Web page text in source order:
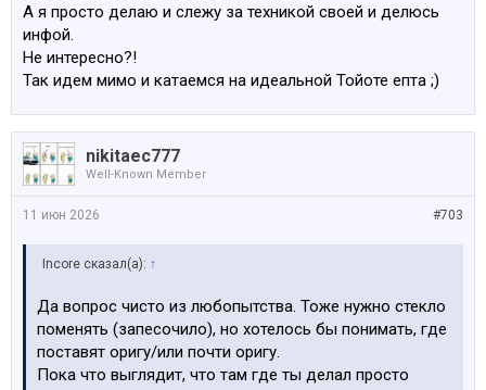
А я просто делаю и слежу за техникой своей и делюсь
инфой.
Не интересно?!
Так идем мимо и катаемся на идеальной Тойоте епта ;)
nikitaec777
Well-Known Member
#703
11 июн 2026
Incore сказал(а): ↑
Да вопрос чисто из любопытства. Тоже нужно стекло
поменять (запесочило), но хотелось бы понимать, где
поставят оригу/или почти оригу.
Пока что выглядит, что там где ты делал просто